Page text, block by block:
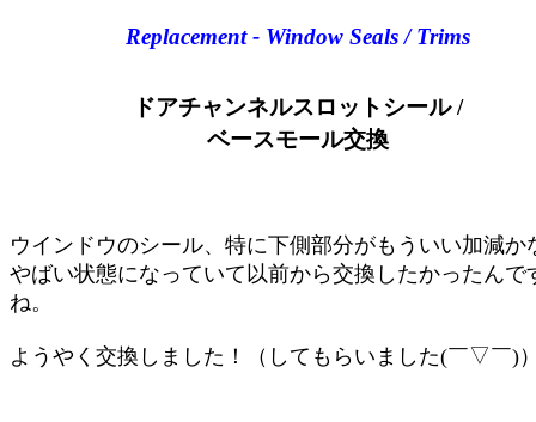
Replacement - Window Seals / Trims
ドアチャンネルスロットシール /
ベースモール交換
ウインドウのシール、特に下側部分がもういい加減か
やばい状態になっていて以前から交換したかったんで
ね。
ようやく交換しました！（してもらいました(￣▽￣)